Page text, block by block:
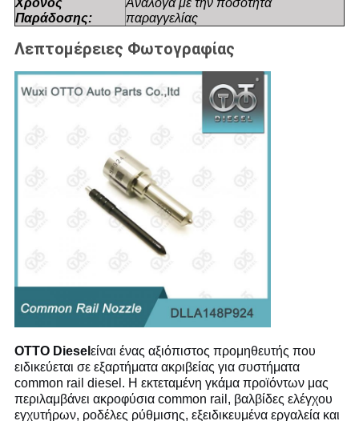
Χρόνος
Παράδοσης:
Ανάλογα με την ποσότητα
παραγγελίας
Λεπτομέρειες Φωτογραφίας
OTTO Diesel είναι ένας αξιόπιστος προμηθευτής που
ειδικεύεται σε εξαρτήματα ακριβείας για συστήματα
common rail diesel. Η εκτεταμένη γκάμα προϊόντων μας
περιλαμβάνει ακροφύσια common rail, βαλβίδες ελέγχου
εγχυτήρων, ροδέλες ρύθμισης, εξειδικευμένα εργαλεία και